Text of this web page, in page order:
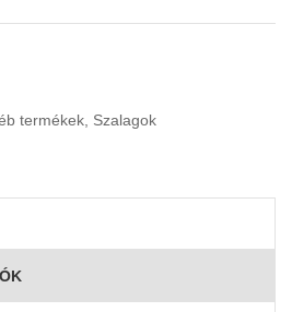
termékek Szalagok